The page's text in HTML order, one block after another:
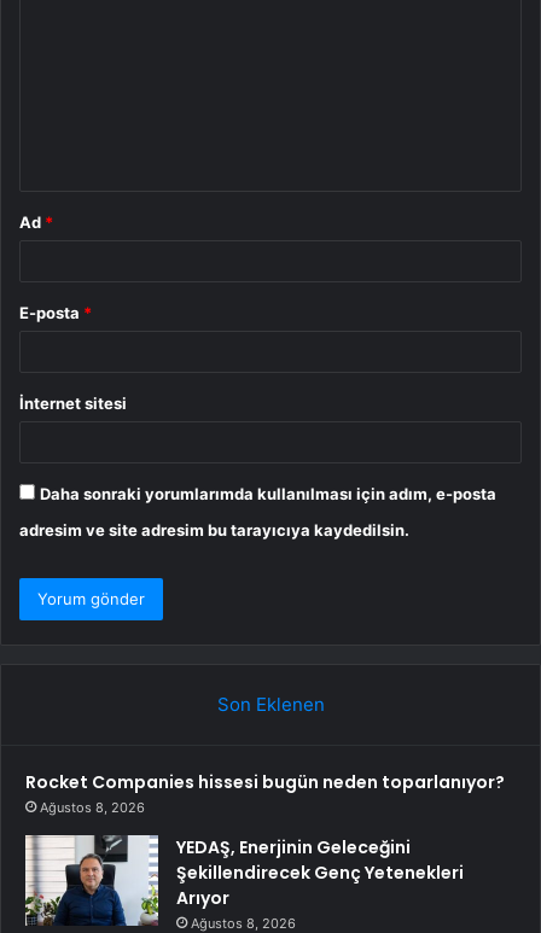
Ad *
E-posta *
İnternet sitesi
Daha sonraki yorumlarımda kullanılması için adım, e-posta
adresim ve site adresim bu tarayıcıya kaydedilsin.
Son Eklenen
Rocket Companies hissesi bugün neden toparlanıyor?
Ağustos 8, 2026
YEDAŞ, Enerjinin Geleceğini
Şekillendirecek Genç Yetenekleri
Arıyor
Ağustos 8, 2026